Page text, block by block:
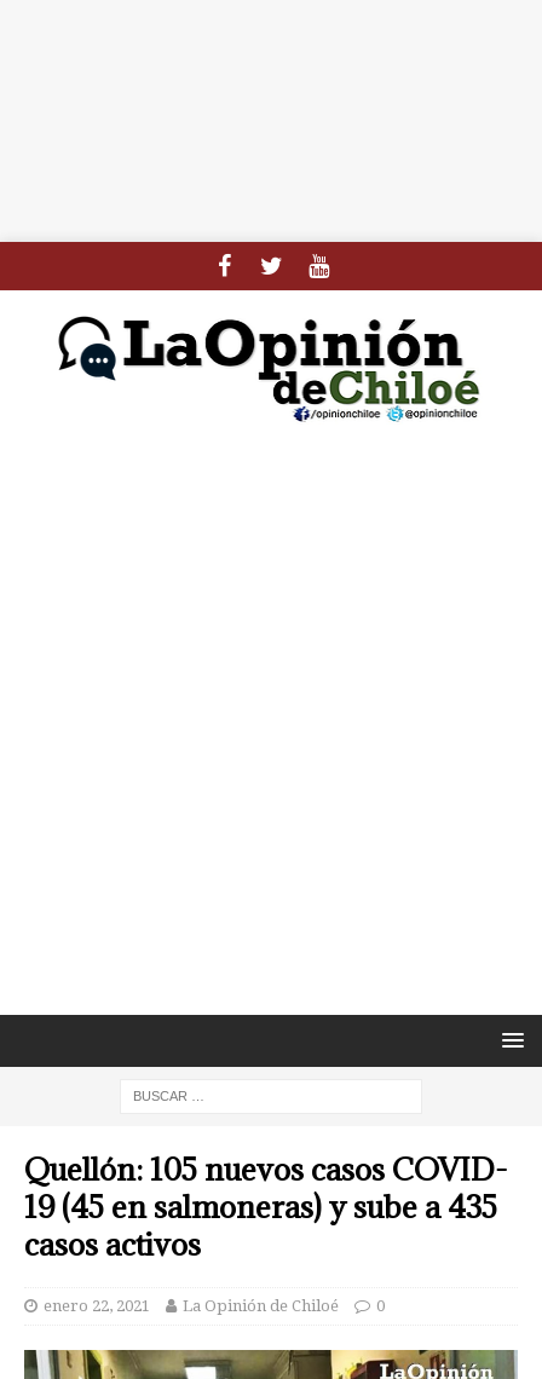
Quellón: 105 nuevos casos COVID-
19 (45 en salmoneras) y sube a 435
casos activos
enero 22, 2021 La Opinión de Chiloé 0